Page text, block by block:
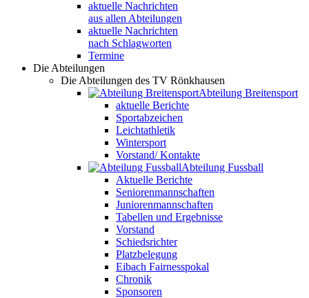
aktuelle Nachrichten
aus allen Abteilungen
aktuelle Nachrichten
nach Schlagworten
Termine
Die Abteilungen
Die Abteilungen des TV Rönkhausen
Abteilung Breitensport
aktuelle Berichte
Sportabzeichen
Leichtathletik
Wintersport
Vorstand/ Kontakte
Abteilung Fussball
Aktuelle Berichte
Seniorenmannschaften
Juniorenmannschaften
Tabellen und Ergebnisse
Vorstand
Schiedsrichter
Platzbelegung
Eibach Fairnesspokal
Chronik
Sponsoren